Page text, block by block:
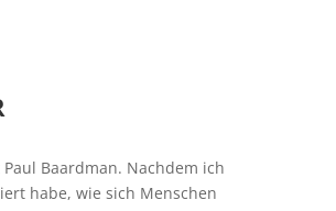
Baardman. Nachdem ich
habe, wie sich Menschen